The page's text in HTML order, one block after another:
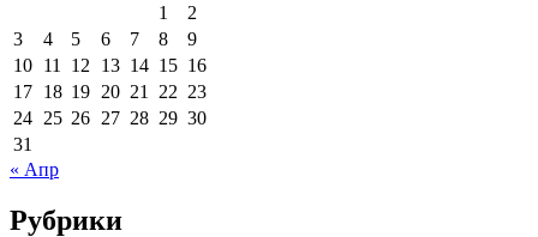
1
2
3
4 5 6 7 8
9
10 11 12 13 14 15 16
17 18 19 20 21 22 23
24 25 26 27 28 29 30
31
« Апр
Рубрики